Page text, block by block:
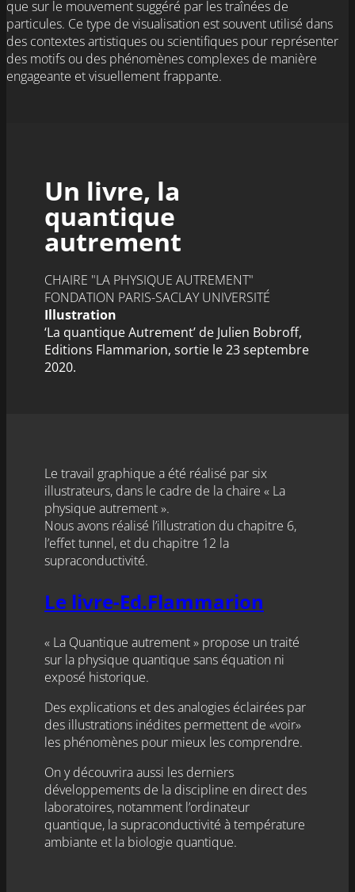
Un livre, la
quantique
autrement
CHAIRE "LA PHYSIQUE AUTREMENT"
FONDATION PARIS-SACLAY UNIVERSITÉ
Illustration
‘La quantique Autrement’ de Julien Bobroff,
Editions Flammarion, sortie le 23 septembre
2020.
Le travail graphique a été réalisé par six
illustrateurs, dans le cadre de la chaire « La
physique autrement ».
Nous avons réalisé l’illustration du chapitre 6,
l’effet tunnel, et du chapitre 12 la
supraconductivité.
Le livre-Ed.Flammarion
« La Quantique autrement » propose un traité
sur la physique quantique sans équation ni
exposé historique.
Des explications et des analogies éclairées par
des illustrations inédites permettent de «voir»
les phénomènes pour mieux les comprendre.
On y découvrira aussi les derniers
développements de la discipline en direct des
laboratoires, notamment l’ordinateur
quantique, la supraconductivité à température
ambiante et la biologie quantique.